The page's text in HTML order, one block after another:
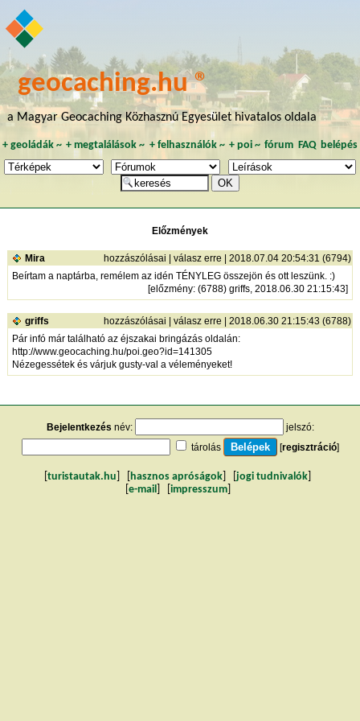
geocaching.hu ®
a Magyar Geocaching Közhasznú Egyesület hivatalos oldala
+ geoládák~ +megtalálások ~ + felhasználók~ + poi~ fórum FAQ belépés
Előzmények
Mira hozzászólásai | válasz erre | 2018.07.04 20:54:31 (6794)
Beírtam a naptárba, remélem az idén TÉNYLEG összejön és ott leszünk. :)
[előzmény: (6788) griffs, 2018.06.30 21:15:43]
griffs hozzászólásai | válasz erre | 2018.06.30 21:15:43 (6788)
Pár infó már található az éjszakai bringázás oldalán:
http://www.geocaching.hu/poi.geo?id=141305
Nézegessétek és várjuk gusty-val a véleményeket!
Bejelentkezés név:
jelszó:
tárolás
[regisztráció]
turistautak.hu hasznos apróságok jogi tudnivalók
e-mail impresszum]